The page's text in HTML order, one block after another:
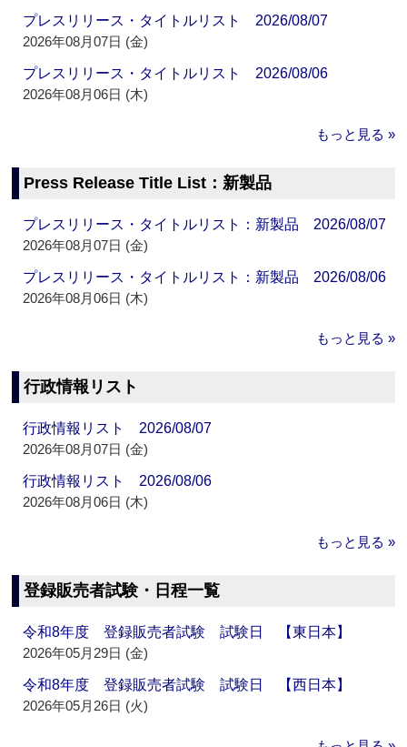
プレスリリース・タイトルリスト 2026/08/07
2026年08月07日 (金)
プレスリリース・タイトルリスト 2026/08/06
2026年08月06日 (木)
もっと見る »
Press Release Title List：新製品
プレスリリース・タイトルリスト：新製品 2026/08/07
2026年08月07日 (金)
プレスリリース・タイトルリスト：新製品 2026/08/06
2026年08月06日 (木)
もっと見る »
行政情報リスト
行政情報リスト 2026/08/07
2026年08月07日 (金)
行政情報リスト 2026/08/06
2026年08月06日 (木)
もっと見る »
登録販売者試験・日程一覧
令和8年度 登録販売者試験 試験日 【東日本】
2026年05月29日 (金)
令和8年度 登録販売者試験 試験日 【西日本】
2026年05月26日 (火)